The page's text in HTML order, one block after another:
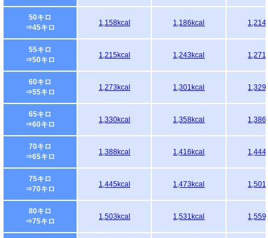
50キロ
⇒45キロ
1,158kcal 1,186kcal
55キロ
⇒50キロ
1,215kcal 1,243kcal
60キロ
⇒55キロ
1,273kcal 1,301kcal
65キロ
⇒60キロ
1,330kcal 1,358kcal
70キロ
⇒65キロ
1,388kcal 1,416kcal
75キロ
⇒70キロ
1,445kcal 1,473kcal
80キロ
⇒75キロ
1,503kcal 1,531kcal